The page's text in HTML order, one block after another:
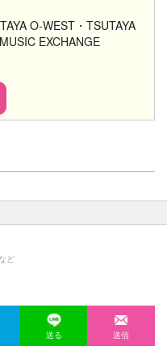
O-WEST・TSUTAYA
EXCHANGE
ど
送る 送信